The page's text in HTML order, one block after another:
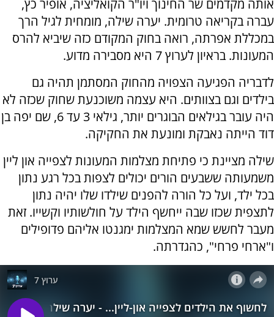
אותה מקדמים שר החינוך ויו"ר הקואליציה, אופיר כץ,
עברה בקריאה טרומית. יערה שילה, מומחית לגיל הרך
במכללת אפרתה, רואה בחוק המקודם כזה שיביא להרס
המעונות. בראיון לערוץ 7 היא מסבירה מדוע.
לדבריה הפגיעה הצפויה מהחוק המסתמן תהיה גם
בילדים וגם בצוותים. היא עצמה משוכנעת שחוק שכזה לא
היה עובר בגילאים הבוגרים יותר, גילאי 3 עד 6, שם יפה בן
דוד הייתה נאבקת ומונעת את החקיקה.
שילה מציינת כי פתיחת מצלמות המעונות לצפייה און ליין
משמעותה ששבעים הורים יכולים לצפות בכל רגע נתון
בכל ילד, ועל כל הורה להפנים שילדו שלו יהיה נתון
לתצפית שכזו שבה ייחשף הילד על חולשותיו וקשייו. זאת
מעבר לחשש שמא המצלמות ימגנטו אליהם פדופילים
ו"ארחי פרחי", כהגדרתה.